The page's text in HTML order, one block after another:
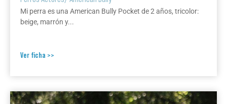
Mi perra es una American Bully Pocket de 2 años, tricolor:
beige, marrón y...
Ver ficha >>